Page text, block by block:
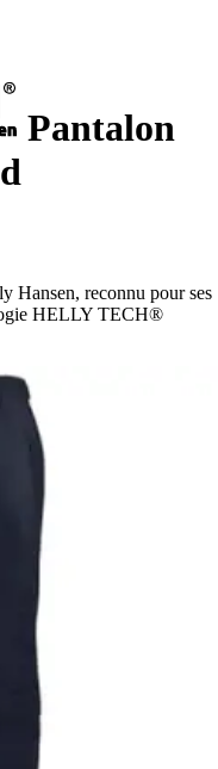
Pantalon
Hansen, reconnu pour ses
HELLY TECH®